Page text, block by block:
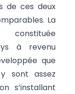
de ces deux
La
constituée
à revenu
que
y sont assez
s’installant